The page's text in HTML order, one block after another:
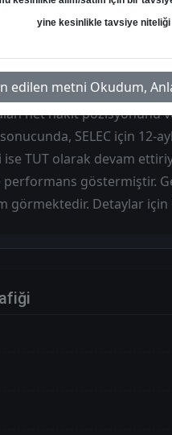
57.80 ₺ Potansiyel:
net nakit pozisyonunu
SELEC için 12-
TUT olarak devam
göstermiştir.
görmektedir. Detaylar için
yine kesinlikle tavsiye niteliği